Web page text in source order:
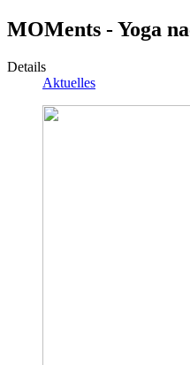
MOMents - Yoga
Details
Aktuelles